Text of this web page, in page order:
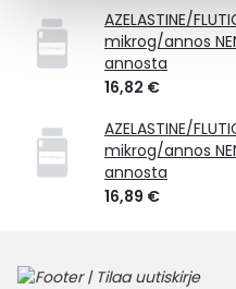
AZELASTINE/
mikrog/annos
annosta
16,82 €
AZELASTINE/
mikrog/annos
annosta
16,89 €